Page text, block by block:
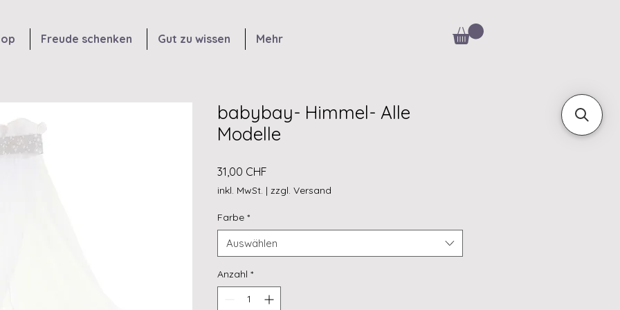
Freude schenken Gut zu wissen Mehr
babybay- Himmel- Alle
Modelle
31,00 CHF
inkl. MwSt. | zzgl. Versand
Farbe *
Auswählen
Anzahl *